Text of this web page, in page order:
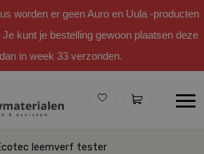
worden er geen Auro en Uula -producten
kunt je bestelling gewoon plaatsen deze
in week 33 verzonden.
leemverf tester